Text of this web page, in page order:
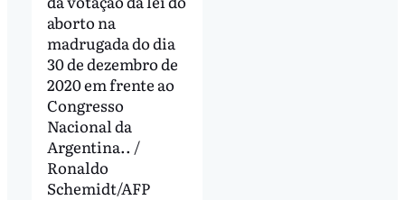
aborto na
madrugada do dia
30 de dezembro de
2020 em frente ao
Congresso
Nacional da
Argentina.. /
Ronaldo
Schemidt/AFP